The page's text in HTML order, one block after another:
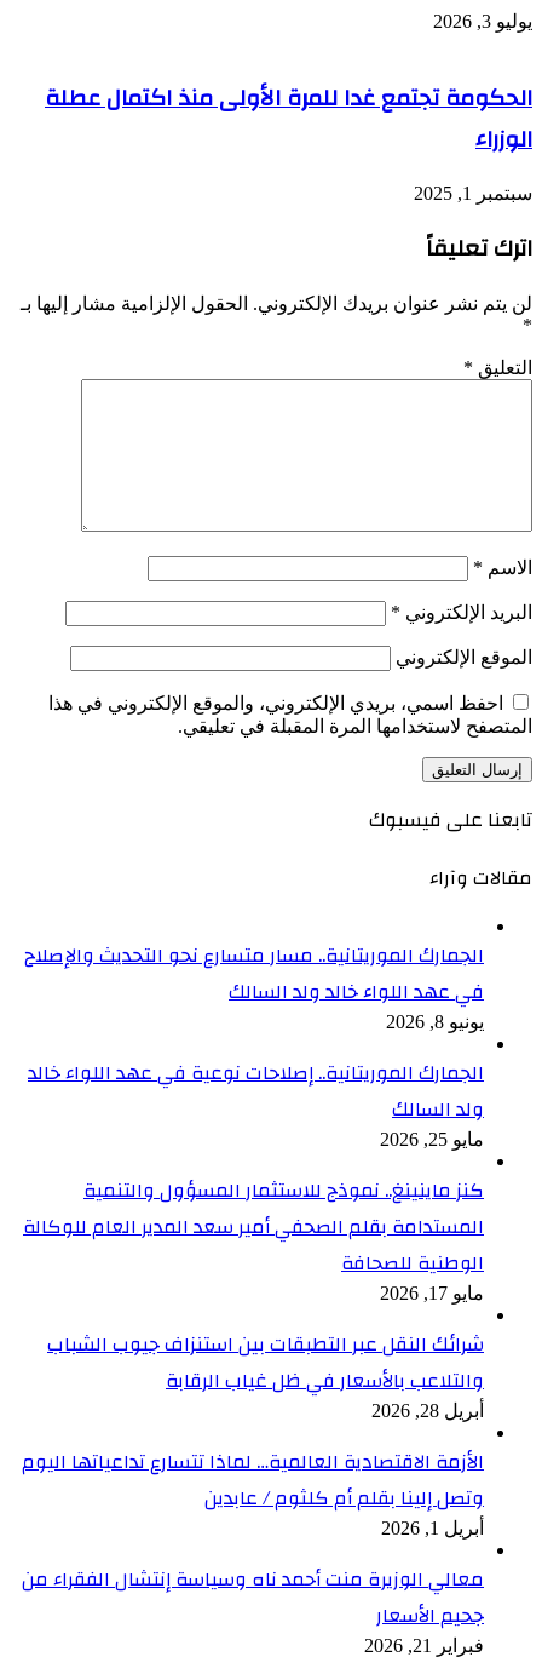
يوليو 3, 2026
الحكومة تجتمع غدا للمرة الأولى منذ اكتمال عطلة
الوزراء
سبتمبر 1, 2025
اترك تعليقاً
لن يتم نشر عنوان بريدك الإلكتروني. الحقول الإلزامية مشار إليها بـ
*
التعليق *
الاسم *
البريد الإلكتروني *
الموقع الإلكتروني
احفظ اسمي، بريدي الإلكتروني، والموقع الإلكتروني في هذا
المتصفح لاستخدامها المرة المقبلة في تعليقي.
تابعنا على فيسبوك
مقالات وآراء
الجمارك الموريتانية.. مسار متسارع نحو التحديث والإصلاح
في عهد اللواء خالد ولد السالك
يونيو 8, 2026
الجمارك الموريتانية.. إصلاحات نوعية في عهد اللواء خالد
ولد السالك
مايو 25, 2026
كنز ماينينغ.. نموذج للاستثمار المسؤول والتنمية
المستدامة بقلم الصحفي أمير سعد المدير العام للوكالة
الوطنية للصحافة
مايو 17, 2026
شرائك النقل عبر التطبقات بين استنزاف جيوب الشباب
والتلاعب بالأسعار في ظل غياب الرقابة
أبريل 28, 2026
الأزمة الاقتصادية العالمية… لماذا تتسارع تداعياتها اليوم
وتصل إلينا بقلم أم كلثوم / عابدين
أبريل 1, 2026
معالي الوزيرة منت أحمد ناه وسياسة إنتشال الفقراء من
جحيم الأسعار
فبراير 21, 2026